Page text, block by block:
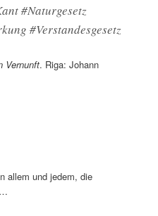
#Naturgesetz
#Verstandesgesetz
Vernunft. Riga: Johann
allem und jedem, die